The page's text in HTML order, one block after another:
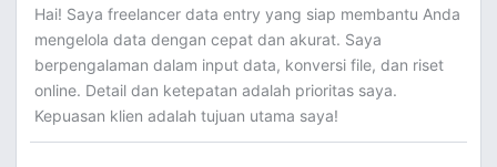
Hai! Saya freelancer data entry yang siap membantu Anda
mengelola data dengan cepat dan akurat. Saya
berpengalaman dalam input data, konversi file, dan riset
online. Detail dan ketepatan adalah prioritas saya.
Kepuasan klien adalah tujuan utama saya!